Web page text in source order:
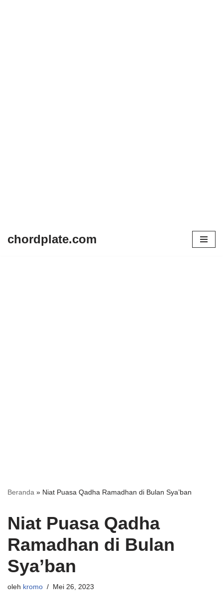
chordplate.com
Beranda » Niat Puasa Qadha Ramadhan di Bulan Sya’ban
Niat Puasa Qadha
Ramadhan di Bulan
Sya’ban
oleh kromo Mei 26, 2023